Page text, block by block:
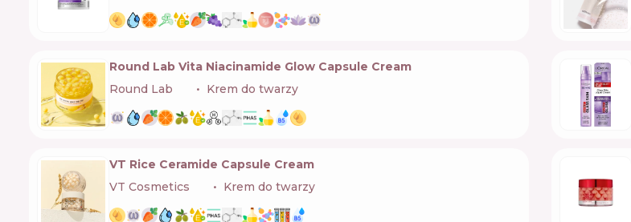
Round Lab Vita Niacinamide Glow Capsule Cream
Round Lab
Krem do twarzy
VT Rice Ceramide Capsule Cream
VT Cosmetics
Krem do twarzy